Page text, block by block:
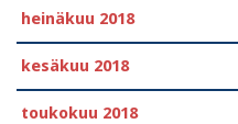
heinäkuu 2018
kesäkuu 2018
toukokuu 2018